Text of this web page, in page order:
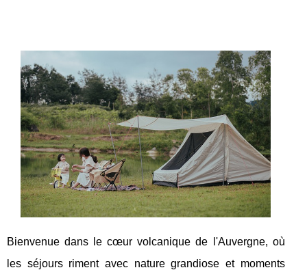
Bienvenue dans le cœur volcanique de l'Auvergne, où
les séjours riment avec nature grandiose et moments